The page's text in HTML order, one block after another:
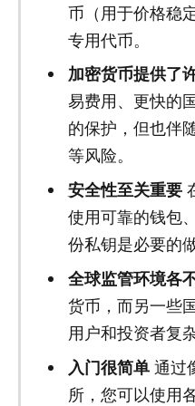
币（用于价格稳
专用代币。
加密货币提供了
易费用、更快的
的保护，但也伴
等风险。
安全性至关重要
使用可靠的钱包
份私钥是必要的做
全球监管环境各
货币，而另一些
用户和投资者复
入门很简单通过
所，您可以使用